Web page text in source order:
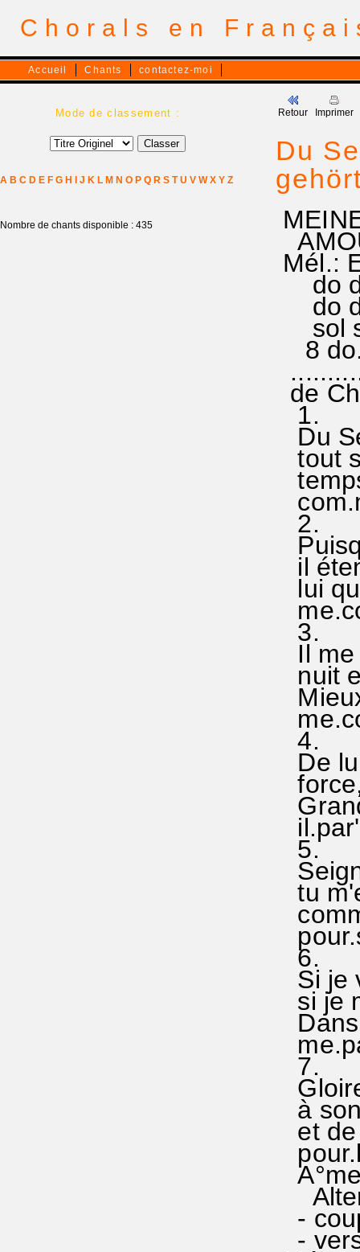
Chorals en
Accueil Chants contactez-moi
Mode de classement :
A B C D E F G H J K L M N O P Q R S T U V W X Y Z
Nombre de chants disponible : 435
Retour Imprimer
Du
Mél.:
do
do
sol
8
de
1.
Du
tout
2.
il
lui
3.
Il me
nuit
4.
De
5.
tu
6.
Si je
si je
Dans
7.
à
et de
-
-